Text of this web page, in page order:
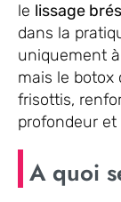
le lissage
dans la
uniquement
mais le botox
frisottis,
profondeur
A quoi